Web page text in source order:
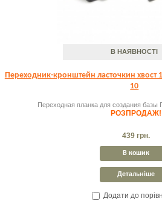
В НАЯВНОСТІ
Переходник-кронштейн ласточкин хвост
10
Переходная планка для создания базы
РОЗПРОДАЖ!
439 грн.
В кошик
Детальніше
Додати до